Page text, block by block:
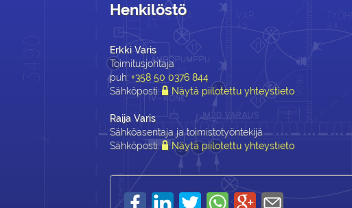
Henkilöstö
Erkki Varis
Toimitusjohtaja
puh:+358 50 0376 844
Sähköposti:
Näytä piilotettu yhteystieto
Raija Varis
Sähköasentaja ja toimistotyöntekijä
Sähköposti:
Näytä piilotettu yhteystieto